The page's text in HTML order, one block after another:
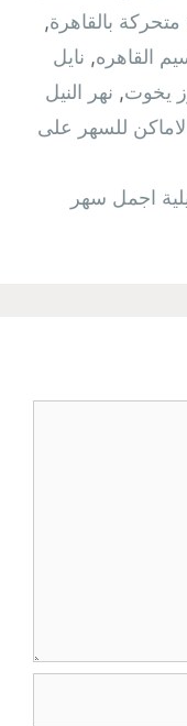
بالقاهرة,
القاهره, نايل
يخوت, نهر النيل
للسهر على
اجمل سهر